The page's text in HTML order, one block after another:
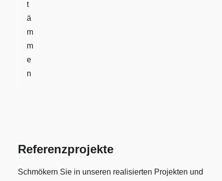
t
ä
m
m
e
n
Referenzprojekte
Schmökern Sie in unseren realisierten Projekten und